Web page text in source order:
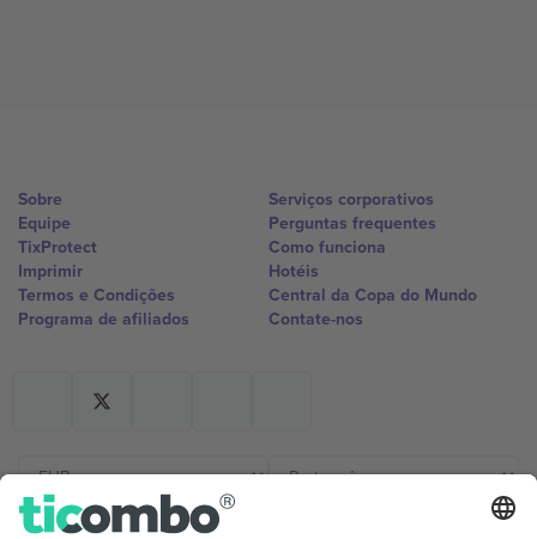
Sobre
Equipe
TixProtect
Imprimir
Termos e Condições
Programa de afiliados
Serviços corporativos
Perguntas frequentes
Como funciona
Hotéis
Central da Copa do Mundo
Contate-nos